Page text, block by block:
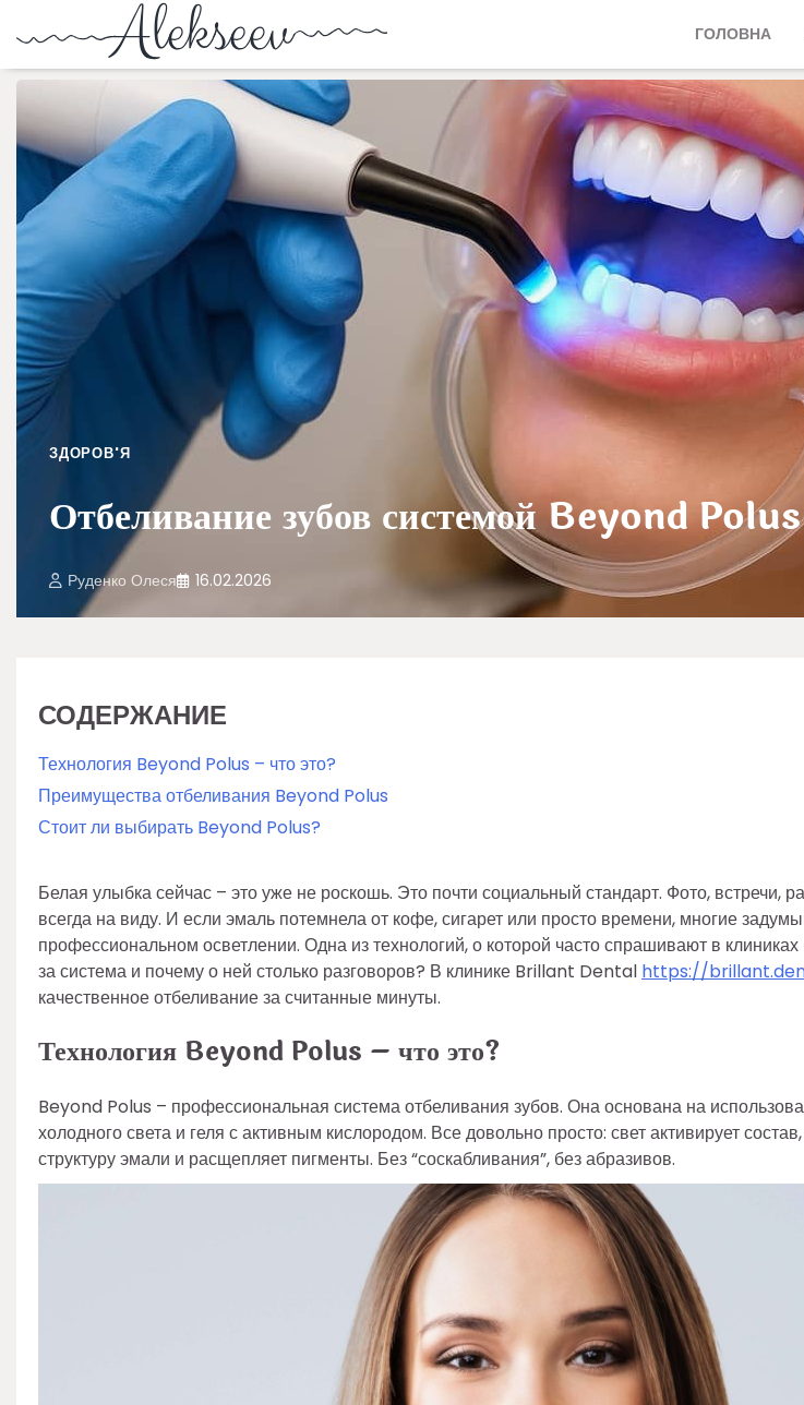
ГОЛОВНА
ЗДОРОВ'Я
Отбеливание зубов системой Beyond
Руденко Олеся 16.02.2026
СОДЕРЖАНИЕ
Технология Beyond Polus – что это?
Преимущества отбеливания Beyond Polus
Стоит ли выбирать Beyond Polus?
Белая улыбка сейчас – это уже не роскошь. Это почти социальный стандарт. Фото, встречи,
всегда на виду. И если эмаль потемнела от кофе, сигарет или просто времени, многие
профессиональном осветлении. Одна из технологий, о которой часто спрашивают в
за система и почему о ней столько разговоров? В клинике Brillant Dental https://
качественное отбеливание за считанные минуты.
Технология Beyond Polus – что это?
Beyond Polus – профессиональная система отбеливания зубов. Она основана на
холодного света и геля с активным кислородом. Все довольно просто: свет активирует
структуру эмали и расщепляет пигменты. Без “соскабливания”, без абразивов.